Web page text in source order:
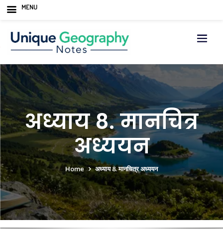
content
अध्याय 8. मानचित्र
अध्ययन
Home अध्याय 8. मानचित्र अध्ययन
MENU